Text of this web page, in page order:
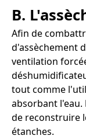
B.
Afin de
d'assèchement
ventilation
tout comme
absorbant l'eau.
de reconstruire
étanches.